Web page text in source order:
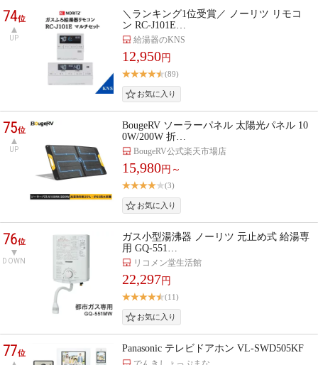
74位
UP
＼ランキング1位受賞／ ノーリツ リモコ
ン RC-J101E…
給湯器のKNS
12,950円
(89)
75位
UP
BougeRV ソーラーパネル 太陽光パネル 10
0W/200W 折…
BougeRV公式楽天市場店
15,980円～
(3)
76位
DOWN
ガス小型湯沸器 ノーリツ 元止め式 給湯専
用 GQ-551…
リコメン堂生活館
22,297円
(11)
77位 Panasonic テレビドアホン VL-SWD505KF